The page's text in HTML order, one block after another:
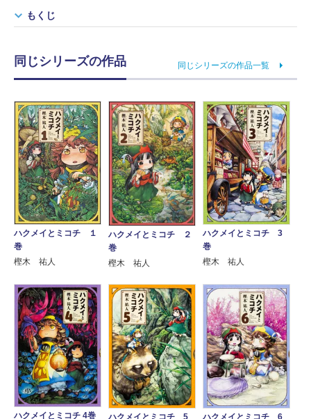
もくじ
同じシリーズの作品 同じシリーズの作品一覧
ハクメイとミコチ １
巻
樫木 祐人
ハクメイとミコチ ２
巻
樫木 祐人
ハクメイとミコチ 3
巻
樫木 祐人
ハクメイとミコチ 4巻
ハクメイとミコチ 5
ハクメイとミコチ 6